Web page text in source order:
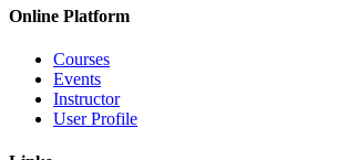
Online Platform
Courses
Events
Instructor
User Profile